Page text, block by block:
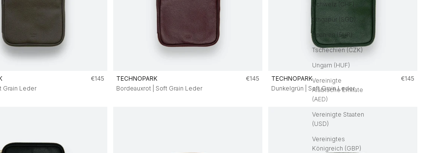
Schweiz (CHF)
Singapur (SGD)
Spanien (EUR)
Tschechien (CZK)
Ungarn (HUF)
Vereinigte
Arabische Emirate
(AED)
Vereinigte Staaten
(USD)
Vereinigtes
Königreich (GBP)
Angebot
€145
Grain Leder
TECHNOPARK Angebot
€145
Bordeauxrot | Soft Grain Leder
TECHNOPARK Angebot
€145
Dunkelgrün | Soft Grain Leder